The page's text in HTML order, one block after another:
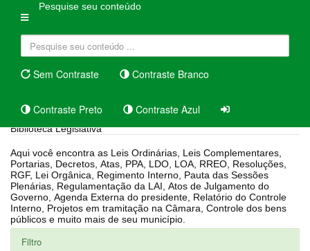
Pesquise seu conteúdo
Sem Contraste Contraste Branco
Contraste Preto Contraste Azul
Biblioteca Legislativa
Aqui você encontra as Leis Ordinárias, Leis Complementares,
Portarias, Decretos, Atas, PPA, LDO, LOA, RREO, Resoluções,
RGF, Lei Orgânica, Regimento Interno, Pauta das Sessões
Plenárias, Regulamentação da LAI, Atos de Julgamento do
Governo, Agenda Externa do presidente, Relatório do Controle
Interno, Projetos em tramitação na Câmara, Controle dos bens
públicos e muito mais de seu município.
Filtro